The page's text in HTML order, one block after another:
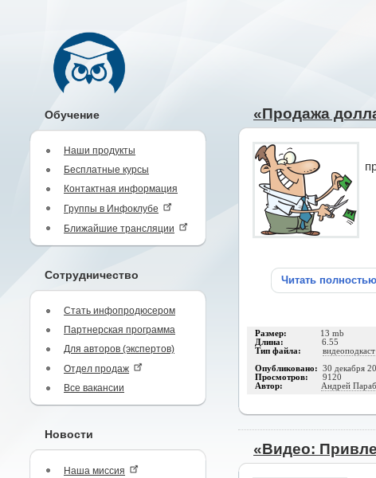
Обучение
Наши продукты
Бесплатные курсы
Контактная информация
Группы в Инфоклубе
Ближайшие трансляции
Сотрудничество
Стать инфопродюсером
Партнерская программа
Для авторов (экспертов)
Отдел продаж
Все вакансии
Новости
Наша миссия
«Продажа
Читать полностью
Размер: 13 mb
Длина: 6.55
Тип файла: видеоподкаст
Опубликовано: 30 декабря
Просмотров: 9120
Автор: Андрей
«Видео: